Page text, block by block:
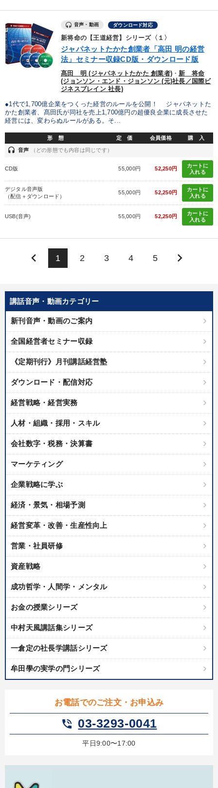
講話音声・動画カテゴリー
新刊音声・動画のご案内
全国経営者セミナー収録
《定期刊行》月刊講話経営塾
ダウンロード・配信対応
経営戦略・経営実務
人材・組織・採用・スキル
会社数字・税務・決算書
マーケティング
企業戦略に学ぶ
経済・景気・相場予測
経営変革・改善・生産性向上
営業・社員研修
資産戦略
成功哲学・人間学・メンタル
お金の授業シリーズ
中村天風講話集シリーズ
一倉定の社長学講話シリーズ
牟田學の実学の門シリーズ
お電話でのご注文・お申込み
phone_in_talk 03-3293-0041
平日9:00〜17:00
音声・動画 ダウンロード対応
新将命の【王道経営】シリーズ〈１〉
ジャパネットたかた創業者「高田 明の経営
法」セミナー収録CD版・ダウンロード版
髙田 明 (ジャパネットたかた 創業者) ・新 将命
(ジョンソン・エンド・ジョンソン (元)社長／国際ビ
ジネスブレイン 社長)
●1代で1,700億企業をつくった経営のルールを公開！ ジャパネットた
かた創業者、髙田氏が同社を売上1,700億円の超優良企業に成長させた
経営には、変わらぬルールがある。そ...
形 態 定 価 会員価格 購 入
headset 音声 （どの形態でも内容は同じです）
CD版 55,000円 52,250円
カートに
入れる
デジタル音声版
（配信＋ダウンロード）
55,000円 52,250円
カートに
入れる
USB(音声) 55,000円 52,250円
カートに
入れる
keyboard_arrow_left 1 2 3 4 5 keyboard_arrow_right